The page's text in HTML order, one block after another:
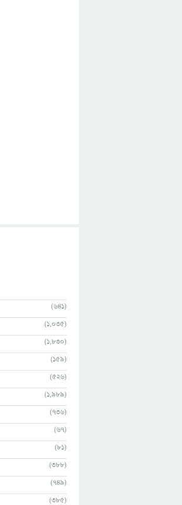
(641)
(1,035)
(1,830)
(159)
(526)
(1,989)
(736)
(67)
(81)
(388)
(749)
(385)